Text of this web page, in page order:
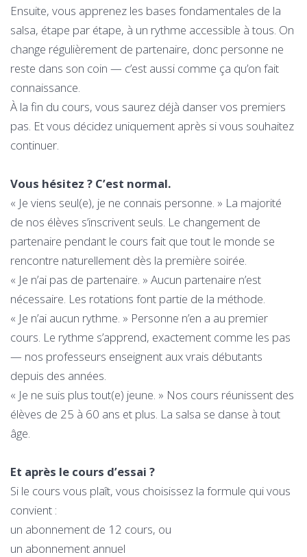
Ensuite, vous apprenez les bases fondamentales de la
salsa, étape par étape, à un rythme accessible à tous. On
change régulièrement de partenaire, donc personne ne
reste dans son coin — c’est aussi comme ça qu’on fait
connaissance.
À la fin du cours, vous saurez déjà danser vos premiers
pas. Et vous décidez uniquement après si vous souhaitez
continuer.
Vous hésitez ? C’est normal.
« Je viens seul(e), je ne connais personne. » La majorité
de nos élèves s’inscrivent seuls. Le changement de
partenaire pendant le cours fait que tout le monde se
rencontre naturellement dès la première soirée.
« Je n’ai pas de partenaire. » Aucun partenaire n’est
nécessaire. Les rotations font partie de la méthode.
« Je n’ai aucun rythme. » Personne n’en a au premier
cours. Le rythme s’apprend, exactement comme les pas
— nos professeurs enseignent aux vrais débutants
depuis des années.
« Je ne suis plus tout(e) jeune. » Nos cours réunissent des
élèves de 25 à 60 ans et plus. La salsa se danse à tout
âge.
Et après le cours d’essai ?
Si le cours vous plaît, vous choisissez la formule qui vous
convient :
un abonnement de 12 cours, ou
un abonnement annuel